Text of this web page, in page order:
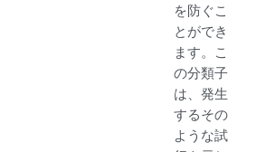
を防ぐこ
とができ
ます。こ
の分類子
は、発生
するその
ような試